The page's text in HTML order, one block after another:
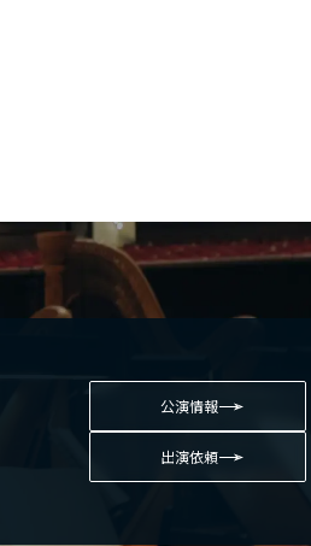
公演情報
出演依頼